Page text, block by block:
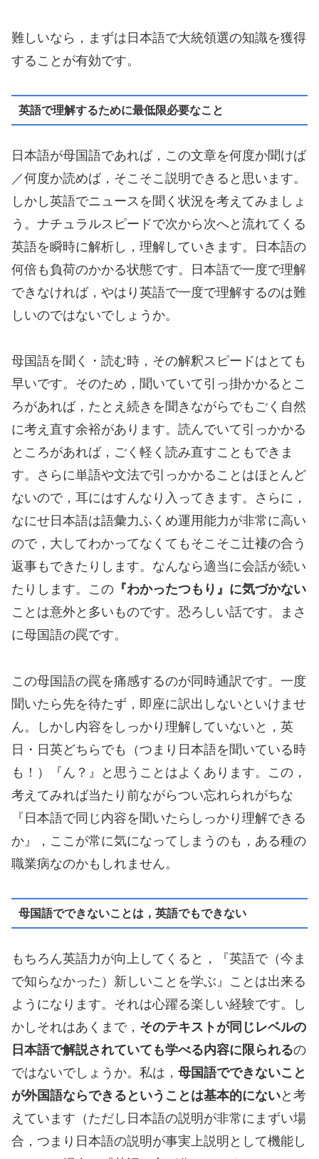
難しいなら，まずは日本語で大統領選の知識を獲得
することが有効です。
英語で理解するために最低限必要なこと
日本語が母国語であれば，この文章を何度か聞けば
／何度か読めば，そこそこ説明できると思います。
しかし英語でニュースを聞く状況を考えてみましょ
う。ナチュラルスピードで次から次へと流れてくる
英語を瞬時に解析し，理解していきます。日本語の
何倍も負荷のかかる状態です。日本語で一度で理解
できなければ，やはり英語で一度で理解するのは難
しいのではないでしょうか。
母国語を聞く・読む時，その解釈スピードはとても
早いです。そのため，聞いていて引っ掛かかるとこ
ろがあれば，たとえ続きを聞きながらでもごく自然
に考え直す余裕があります。読んでいて引っかかる
ところがあれば，ごく軽く読み直すこともできま
す。さらに単語や文法で引っかかることはほとんど
ないので，耳にはすんなり入ってきます。さらに，
なにせ日本語は語彙力ふくめ運用能力が非常に高い
ので，大してわかってなくてもそこそこ辻褄の合う
返事もできたりします。なんなら適当に会話が続い
たりします。この 『わかったつもり』に気づかない
ことは意外と多いものです。恐ろしい話です。まさ
に母国語の罠です。
この母国語の罠を痛感するのが同時通訳です。一度
聞いたら先を待たず，即座に訳出しないといけませ
ん。しかし内容をしっかり理解していないと，英
日・日英どちらでも（つまり日本語を聞いている時
も！）『ん？』と思うことはよくあります。この，
考えてみれば当たり前ながらつい忘れられがちな
『日本語で同じ内容を聞いたらしっかり理解できる
か』，ここが常に気になってしまうのも，ある種の
職業病なのかもしれません。
母国語でできないことは，英語でもできない
もちろん英語力が向上してくると，『英語で（今ま
で知らなかった）新しいことを学ぶ』ことは出来る
ようになります。それは心躍る楽しい経験です。し
かしそれはあくまで， そのテキストが同じレベルの
日本語で解説されていても学べる内容に限られるの
ではないでしょうか。私は， 母国語でできないこと
が外国語ならできるということは基本的にないと考
えています（ただし日本語の説明が非常にまずい場
合，つまり日本語の説明が事実上説明として機能し